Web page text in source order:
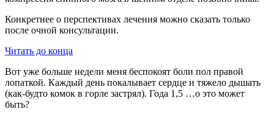
Конкретнее о перспективах лечения можно сказать только
после очной консультации.
Читать до конца
Вот уже больше недели меня беспокоят боли пол правой
лопаткой. Каждый день покалывает сердце и тяжело дышать
(как-будто комок в горле застрял). Года 1,5 …о это может
быть?